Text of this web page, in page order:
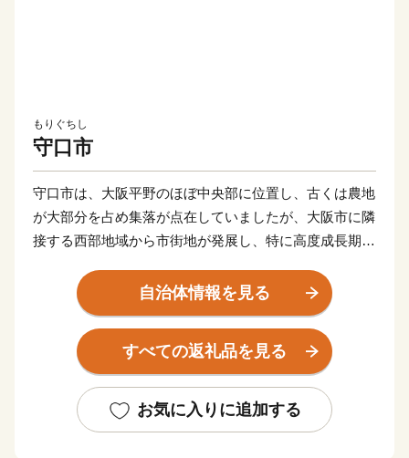
もりぐちし
守口市
守口市は、大阪平野のほぼ中央部に位置し、古くは農地
が大部分を占め集落が点在していましたが、大阪市に隣
接する西部地域から市街地が発展し、特に高度成長期に
また、早くから大手家電メーカーの企業城下町として発
展を遂げるとともに安定した税収を背景に各種行政サー
ビスを充実させ、公共施設や都市基盤の整備を進めてき
一定の到達点に達し、成熟した都市としての機能を備え
るに至っています。
自治体情報を見る
すべての返礼品を見る
お気に入りに追加する